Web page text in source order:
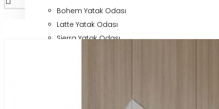
Bohem Yatak Odası
Latte Yatak Odası
Sierra Yatak Odası